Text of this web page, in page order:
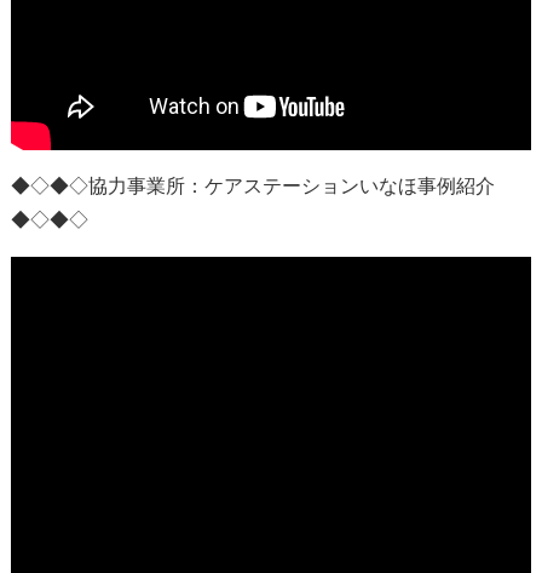
◆◇◆◇協力事業所： ケアステーションいなほ事例紹介
◆◇◆◇